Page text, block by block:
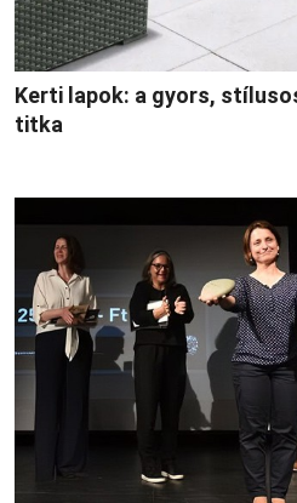
Kerti lapok: a gyors,
titka